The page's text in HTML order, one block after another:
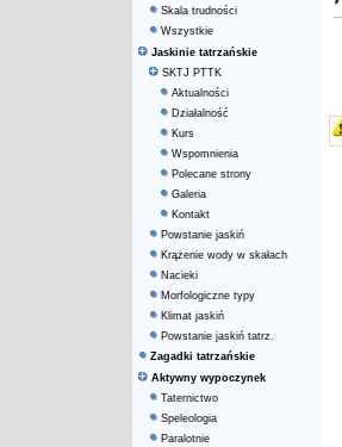
Skala trudności
Wszystkie
Jaskinie tatrzańskie
SKTJ PTTK
Aktualności
Działalność
Kurs
Wspomnienia
Polecane strony
Galeria
Kontakt
Powstanie jaskiń
Krążenie wody w skałach
Nacieki
Morfologiczne typy
Klimat jaskiń
Powstanie jaskiń tatrz.
Zagadki tatrzańskie
Aktywny wypoczynek
Taternictwo
Speleologia
Paralotnie